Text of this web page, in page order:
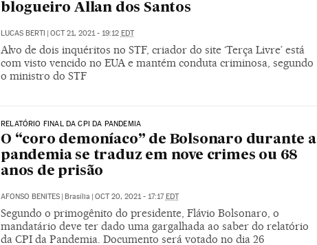
blogueiro Allan dos Santos
LUCAS BERTI | OCT 21, 2021 - 19:12 EDT
Alvo de dois inquéritos no STF, criador do site ‘Terça Livre’ está
com visto vencido no EUA e mantém conduta criminosa, segundo
o ministro do STF
RELATÓRIO FINAL DA CPI DA PANDEMIA
O “coro demoníaco” de Bolsonaro durante a
pandemia se traduz em nove crimes ou 68
anos de prisão
AFONSO BENITES Brasília OCT 20, 2021 - 17:17 EDT
Segundo o primogênito do presidente, Flávio Bolsonaro, o
mandatário deve ter dado uma gargalhada ao saber do relatório
da CPI da Pandemia. Documento será votado no dia 26